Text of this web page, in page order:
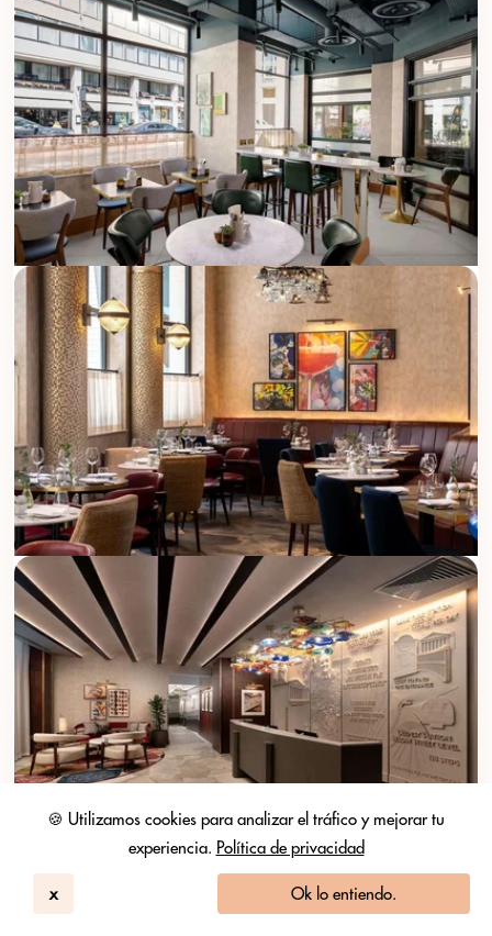
🍪 Utilizamos cookies para analizar el tráfico y mejorar tu
experiencia. Política de privacidad
x Ok lo entiendo.
Hilton
London